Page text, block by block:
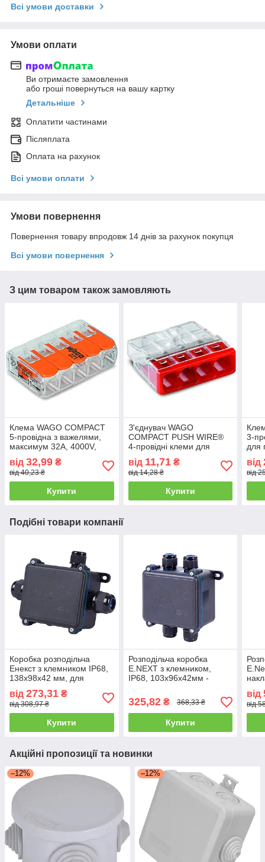
Всі умови доставки
Умови оплати
Ви отримаєте замовлення
або гроші повернуться на вашу картку
Детальніше
Оплатити частинами
Післяплата
Оплата на рахунок
Всі умови оплати
Умови повернення
Повернення товару впродовж 14 днів за рахунок покупця
Всі умови повернення
З цим товаром також замовляють
Клема WAGO COMPACT
5-провідна з важелями,
максимум 32A, 4000V,
від 32,99 ₴
від 40,23 ₴
Купити
З'єднувач WAGO
COMPACT PUSH WIRE®
4-провідні клеми для
від 11,71₴
від 14,28 ₴
Купити
3-
для
від
від
Подібні товари компанії
Коробка розподільча
Енекст з клемником IP68,
138х98х42 мм, для
електромонтажу.
від 273,31 ₴
від 308,97 ₴
Купити
Розподільча коробка
E.NEXT з клемником,
IP68, 103х96х42мм -
монтажу
325,82₴ 368,33 ₴
Купити
від
від
Акційні пропозиції та новинки
–12% –12%